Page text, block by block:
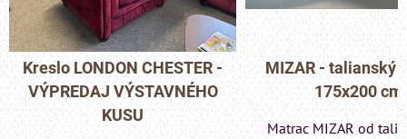
MIZAR - talianský matrac
175x200 cm
Matrac MIZAR od talianskeho
Pohovka LONDON
- VÝPREDAJ
KUSU